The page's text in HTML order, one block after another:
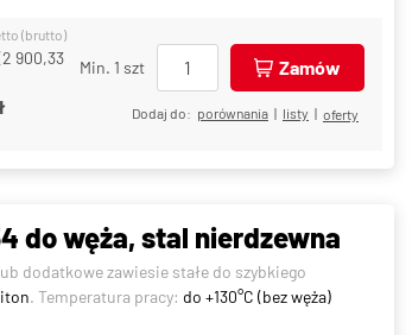
(brutto)
2 900,33
Min. 1 szt Zamów
Dodaj do: porównania | listy | oferty
do węża, stal nierdzewna
dodatkowe zawiesie stałe do szybkiego
. Temperatura pracy: do +130°C (bez węża)